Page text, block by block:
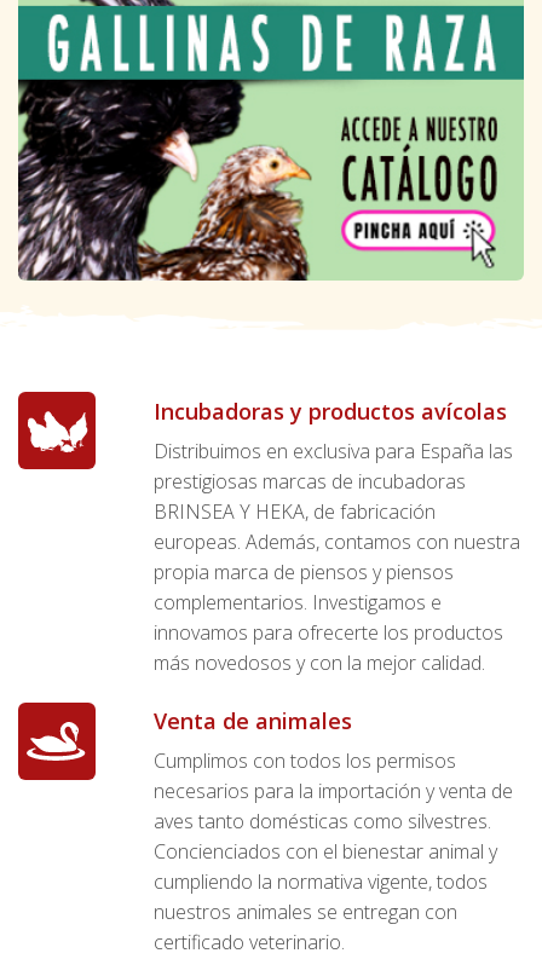
Incubadoras y productos avícolas
Distribuimos en exclusiva para España las
prestigiosas marcas de incubadoras
BRINSEA Y HEKA, de fabricación
europeas. Además, contamos con nuestra
propia marca de piensos y piensos
complementarios. Investigamos e
innovamos para ofrecerte los productos
más novedosos y con la mejor calidad.
Venta de animales
Cumplimos con todos los permisos
necesarios para la importación y venta de
aves tanto domésticas como silvestres.
Concienciados con el bienestar animal y
cumpliendo la normativa vigente, todos
nuestros animales se entregan con
certificado veterinario.